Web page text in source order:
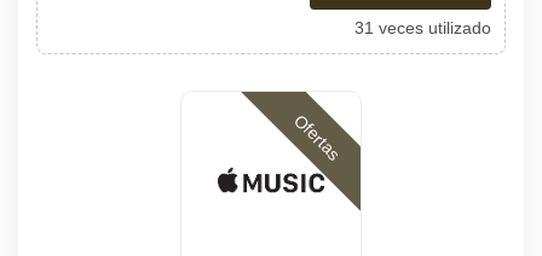
31 veces utilizado
Ofertas